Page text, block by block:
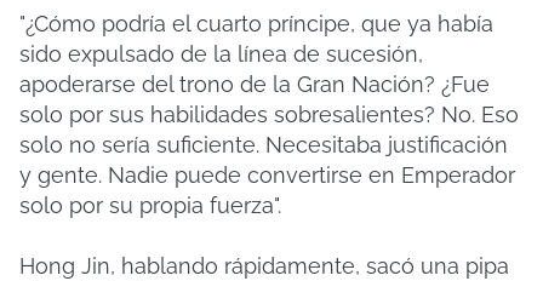
"¿Cómo podría el cuarto príncipe, que ya había
sido expulsado de la línea de sucesión,
apoderarse del trono de la Gran Nación? ¿Fue
solo por sus habilidades sobresalientes? No. Eso
solo no sería suficiente. Necesitaba justificación
y gente. Nadie puede convertirse en Emperador
solo por su propia fuerza".
Hong Jin, hablando rápidamente, sacó una pipa